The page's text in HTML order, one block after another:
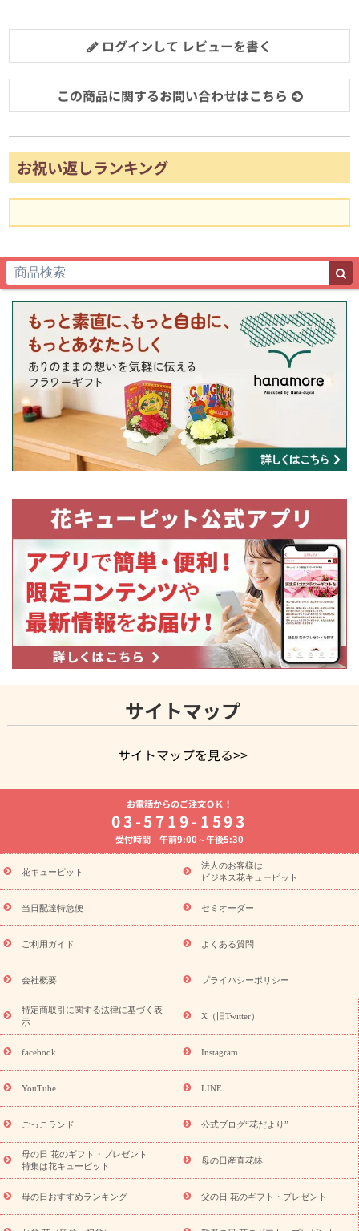
ログインして レビューを書く
この商品に関するお問い合わせはこちら
お祝い返しランキング
サイトマップ
サイトマップを見る>>
よく贈られる花
お祝いの花特集
誕生日フラワーギフト特集
8月の誕生花(トルコキキョウ)
開店・開業祝い
お供え・お悔やみ お供え・お悔やみの花
通夜・葬儀に贈る花 胡蝶蘭・花鉢
ーブドフラワー
季節のイベント
ひまわり ギフト・プレゼント
特集
お盆 花（新盆・初盆） 季節のイベント
お盆 花（新
盆・初盆）
お盆 花（新盆・初盆）
お盆・お供え 花とセットギ
フト
お盆・お供え プリザーブドフラワー
ひまわり ギフト・プ
レゼント特集
夏の花贈り・お中元・暑中見舞い 花のギフト特集
敬老の日におくる花ギフト・プレゼント特集
花ギフト・プレゼント特集
敬老の日 花のおすすめランキング
敬
老の日 花鉢植えのギフト・プレゼント特集
敬老の日 花とセットギ
フト・プレゼント特集
敬老の日の花 全てのギフト一覧
キャン
ペーン
映画『ウォーターガーディアンズ』コラボキャンペーン
「きょう誕生日なんです」キャンペーン
誕生日の花を探す
誕生日フラワーギフト 誕生日フラワーギフト特集
(トルコキキョウ)
9月の誕生花(リンドウ)
ら探す
お祝いの花特集 当日配達特急便 お祝い商品一覧
念日
結婚祝い 出産祝い 退院祝い・快気祝い
寿祝い
プチギフト ペットのお祝いフラワー
供え・お悔やみ商品一覧
お供え・お悔やみの花
四十九日法要以
お電話からのご注文ＯＫ！
03-5719-1593
受付時間 午前9:00～午後5:30
花キューピット
法人のお客様は
ビジネス花キューピット
当日配達特急便 セミオーダー
ご利用ガイド よくある質問
会社概要 プライバシーポリシー
特定商取引に関する法律に基づく表
示
X（旧Twitter）
facebook Instagram
YouTube LINE
ごっこランド 公式ブログ“花だより”
母の日 花のギフト・プレゼント
特集は花キューピット
母の日産直花鉢
母の日おすすめランキング 父の日 花のギフト・プレゼント